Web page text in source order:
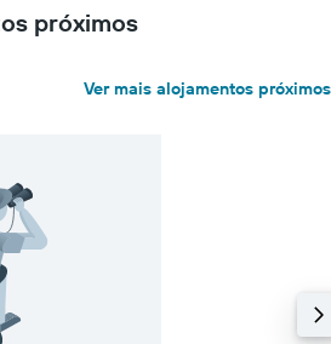
próximos
Ver mais alojamentos próximos